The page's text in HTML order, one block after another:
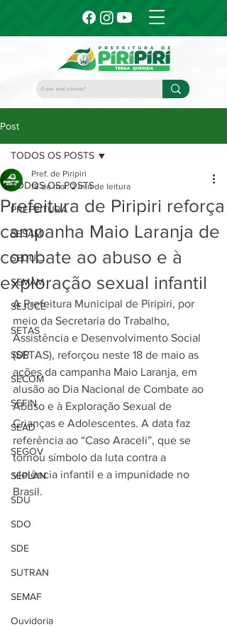
Post
TODOS OS POSTS
PREFEITURA
SESAM
SEDUC
SEMAM
SEJUCE
SETAS
SDR
SECOM
SEFIN
SEAD
SEGOV
SEPLAN
SDU
SDO
SDE
SUTRAN
SEMAF
Ouvidoria
TODOS OS POSTS
Prefeitura de Piripiri reforça
campanha Maio Laranja de
combate ao abuso e à
exploração sexual infantil
Pref. de Piripiri
18 de mai. 2 min de leitura
A Prefeitura Municipal de Piripiri, por
meio da Secretaria do Trabalho,
Assistência e Desenvolvimento Social
(SETAS), reforçou neste 18 de maio as
ações da campanha Maio Laranja, em
alusão ao Dia Nacional de Combate ao
Abuso e à Exploração Sexual de
Crianças e Adolescentes. A data faz
referência ao “Caso Araceli”, que se
tornou símbolo da luta contra a
violência infantil e a impunidade no
Brasil.